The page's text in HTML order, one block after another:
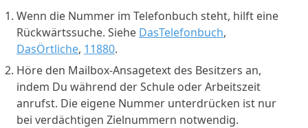
Wenn die Nummer im Telefonbuch steht, hilft eine
Rückwärtssuche. Siehe DasTelefonbuch,
DasÖrtliche, 11880.
Höre den Mailbox-Ansagetext des Besitzers an,
indem Du während der Schule oder Arbeitszeit
anrufst. Die eigene Nummer unterdrücken ist nur
bei verdächtigen Zielnummern notwendig.